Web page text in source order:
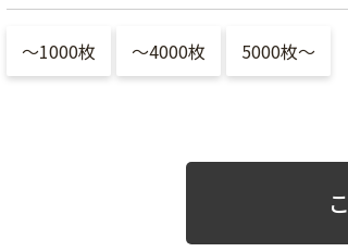
〜1000枚 〜4000枚 5000枚〜